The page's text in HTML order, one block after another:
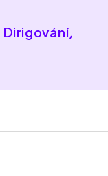
Dirigování,